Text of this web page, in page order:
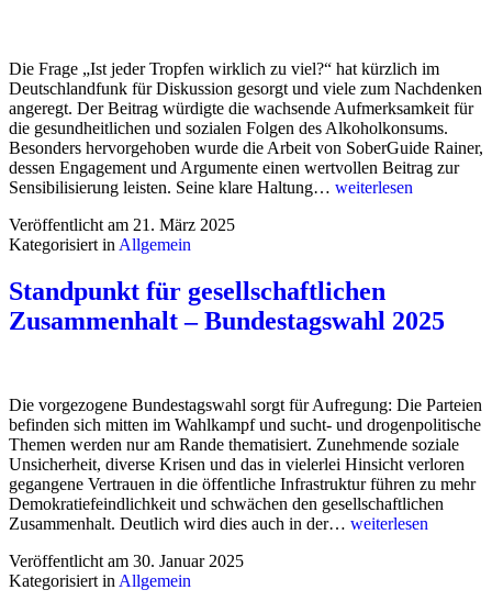
Die Frage „Ist jeder Tropfen wirklich zu viel?“ hat kürzlich im
Deutschlandfunk für Diskussion gesorgt und viele zum Nachdenken
angeregt. Der Beitrag würdigte die wachsende Aufmerksamkeit für
die gesundheitlichen und sozialen Folgen des Alkoholkonsums.
Besonders hervorgehoben wurde die Arbeit von SoberGuide Rainer,
dessen Engagement und Argumente einen wertvollen Beitrag zur
Sensibilisierung leisten. Seine klare Haltung… Der
mit
Alkohol
verändert
weiterlesen
Veröffentlicht am 21. März 2025
Kategorisiert in Allgemein
Standpunkt für gesellschaftlichen
Zusammenhalt – Bundestagswahl 2025
Die vorgezogene Bundestagswahl sorgt für Aufregung: Die Parteien
befinden sich mitten im Wahlkampf und sucht- und drogenpolitische
Themen werden nur am Rande thematisiert. Zunehmende soziale
Unsicherheit, diverse Krisen und das in vielerlei Hinsicht verloren
gegangene Vertrauen in die öffentliche Infrastruktur führen zu mehr
Demokratiefeindlichkeit und schwächen den gesellschaftlichen
Zusammenhalt. Deutlich wird dies auch in der… Standpunkt
weiterlesen
Veröffentlicht am 30. Januar 2025
Kategorisiert in Allgemein